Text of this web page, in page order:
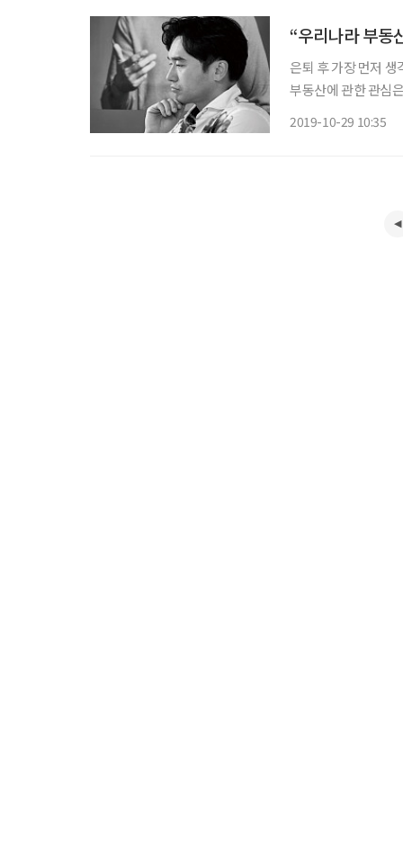
“우리나라 부동
은퇴 후 가장 먼저
부동산에 관한 관심
2019-10-29 10:35